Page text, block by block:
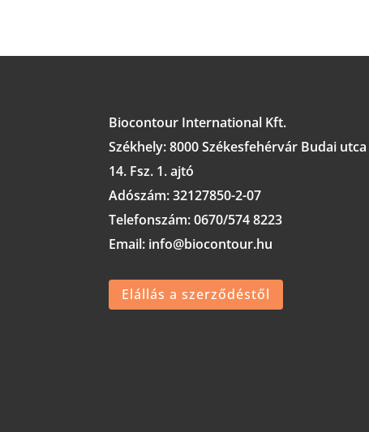
Biocontour International Kft.
Székhely:8000 Székesfehérvár Budai utca
14. Fsz. 1. ajtó
Adószám:32127850-2-07
Telefonszám: 0670/574 8223
Email: info@biocontour.hu
Elállás a szerződéstől